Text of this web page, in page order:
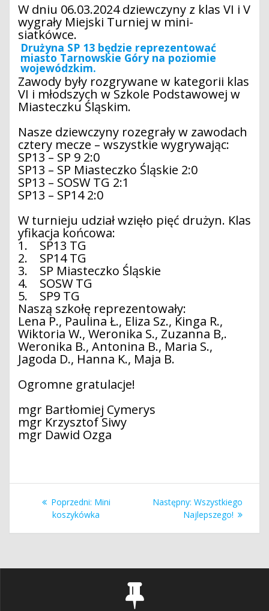
W dniu 06.03.2024 dziewczyny z klas VI i V
wygrały Miejski Turniej w mini-
siatkówce.
Drużyna SP 13 będzie reprezentować
miasto Tarnowskie Góry na poziomie
wojewódzkim.
Zawody były rozgrywane w kategorii klas
VI i młodszych w Szkole Podstawowej w
Miasteczku Śląskim.
Nasze dziewczyny rozegrały w zawodach
cztery mecze – wszystkie wygrywając:
SP13 – SP 9 2:0
SP13 – SP Miasteczko Śląskie 2:0
SP13 – SOSW TG 2:1
SP13 – SP14 2:0
W turnieju udział wzięło pięć drużyn. Klas
yfikacja końcowa:
1. SP13 TG
2. SP14 TG
3. SP Miasteczko Śląskie
4. SOSW TG
5. SP9 TG
Naszą szkołę reprezentowały:
Lena P., Paulina Ł., Eliza Sz., Kinga R.,
Wiktoria W., Weronika S., Zuzanna B,.
Weronika B., Antonina B., Maria S.,
Jagoda D., Hanna K., Maja B.
Ogromne gratulacje!
mgr Bartłomiej Cymerys
mgr Krzysztof Siwy
mgr Dawid Ozga
Nawigacja
wpisu
Poprzedni: Poprzedni
wpis:
Mini
koszykówka
Następny: Następny
wpis:
Wszystkiego
Najlepszego!